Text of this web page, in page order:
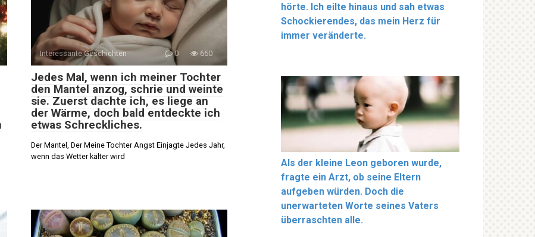
Interessante Geschichten 0 660
Jedes Mal, wenn ich meiner Tochter
den Mantel anzog, schrie und weinte
sie. Zuerst dachte ich, es liege an
der Wärme, doch bald entdeckte ich
etwas Schreckliches.
Der Mantel, Der Meine Tochter Angst Einjagte Jedes Jahr,
wenn das Wetter kälter wird
hörte. Ich eilte hinaus und sah etwas
Schockierendes, das mein Herz für
immer veränderte.
Als der kleine Leon geboren wurde,
fragte ein Arzt, ob seine Eltern
aufgeben würden. Doch die
unerwarteten Worte seines Vaters
überraschten alle.